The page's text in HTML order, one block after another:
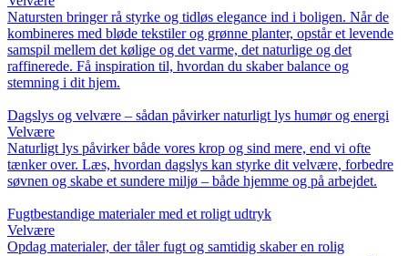
Natursten bringer rå styrke og tidløs elegance ind i boligen. Når de
kombineres med bløde tekstiler og grønne planter, opstår et levende
samspil mellem det kølige og det varme, det naturlige og det
raffinerede. Få inspiration til, hvordan du skaber balance og
stemning i dit hjem.
Dagslys og velvære – sådan påvirker naturligt lys humør og energi
Velvære
Naturligt lys påvirker både vores krop og sind mere, end vi ofte
tænker over. Læs, hvordan dagslys kan styrke dit velvære, forbedre
søvnen og skabe et sundere miljø – både hjemme og på arbejdet.
Fugtbestandige materialer med et roligt udtryk
Velvære
Opdag materialer, der tåler fugt og samtidig skaber en rolig